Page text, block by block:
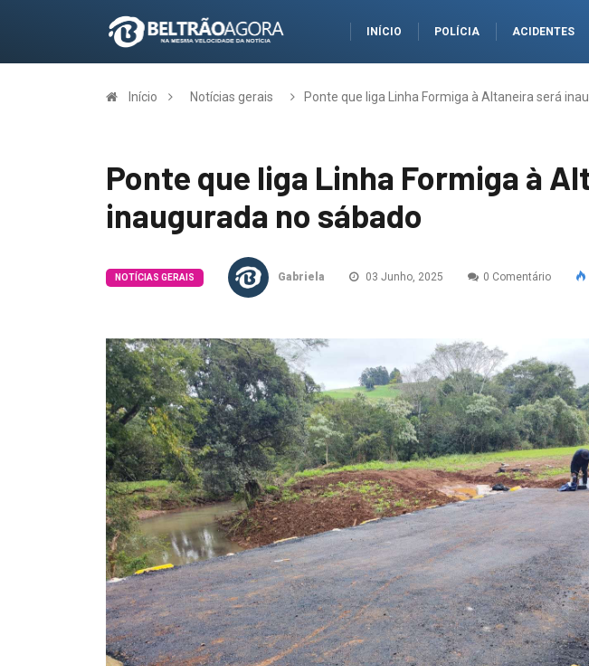
INÍCIO POLÍCIA ACIDENTES
Início Notícias gerais Ponte que liga Linha Formiga à Altaneira será
Ponte que liga Linha Formiga à
inaugurada no sábado
NOTÍCIAS GERAIS Gabriela 03 Junho, 2025 0 Comentário